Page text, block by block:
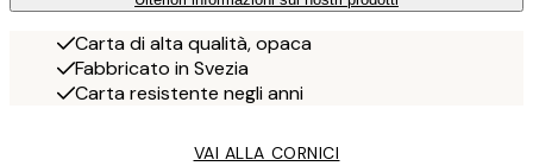
Carta di alta qualità, opaca
Fabbricato in Svezia
Carta resistente negli anni
VAI ALLA CORNICI